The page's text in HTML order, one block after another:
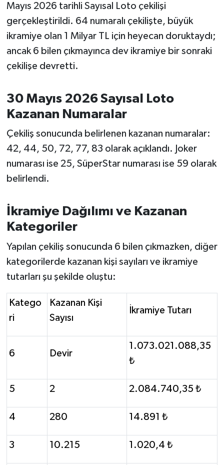
Mayıs 2026 tarihli Sayısal Loto çekilişi
gerçekleştirildi. 64 numaralı çekilişte, büyük
ikramiye olan 1 Milyar TL için heyecan doruktaydı;
ancak 6 bilen çıkmayınca dev ikramiye bir sonraki
çekilişe devretti.
30 Mayıs 2026 Sayısal Loto
Kazanan Numaralar
Çekiliş sonucunda belirlenen kazanan numaralar:
42, 44, 50, 72, 77, 83 olarak açıklandı. Joker
numarası ise 25, SüperStar numarası ise 59 olarak
belirlendi.
İkramiye Dağılımı ve Kazanan
Kategoriler
Yapılan çekiliş sonucunda 6 bilen çıkmazken, diğer
kategorilerde kazanan kişi sayıları ve ikramiye
tutarları şu şekilde oluştu:
Katego
ri
Kazanan Kişi
Sayısı
İkramiye Tutarı
6 Devir
1.073.021.088,35
₺
5 2 2.084.740,35 ₺
4 280 14.891 ₺
3 10.215 1.020,4 ₺
KÜLTÜR-SANAT
MAGAZİN
MANŞET
OLAY
OTOMOTİV
Resmi İlanlar
Savaştepe
SİYASET
Sındırgı
SPOR
TARİHTE BUGÜN
TEKNOLOJİ
Trend